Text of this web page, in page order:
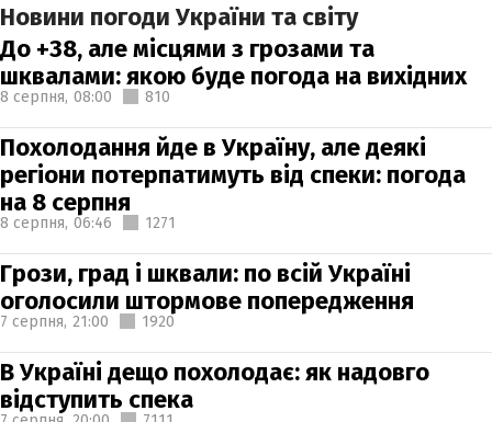
Новини погоди України та світу
До +38, але місцями з грозами та
шквалами: якою буде погода на вихідних
8 серпня, 08:00 810
Похолодання йде в Україну, але деякі
регіони потерпатимуть від спеки: погода
на 8 серпня
8 серпня, 06:46 1271
Грози, град і шквали: по всій Україні
оголосили штормове попередження
7 серпня, 21:00 1920
В Україні дещо похолодає: як надовго
відступить спека